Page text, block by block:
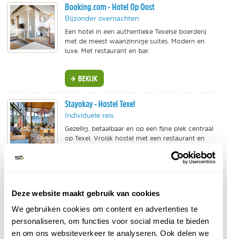
Deze website maakt gebruik van cookies
We gebruiken cookies om content en advertenties te
personaliseren, om functies voor social media te bieden
en om ons websiteverkeer te analyseren. Ook delen we
Booking.com - Hotel Op Oost
Bijzonder overnachten
Een hotel in een authentieke Texelse boerderij
met de meest waanzinnige suites. Modern en
luxe. Met restaurant en bar.
BEKIJK
Stayokay - Hostel Texel
Individuele reis
Gezellig, betaalbaar en op een fijne plek centraal
op Texel. Vrolijk hostel met een restaurant en
Pharos Reizen - Culinair Texel
Geniet van driegangendiner en Texels bier.
2 overnachtingen met ontbijt in Oosterend.
Fietsverhuur mogelijk.